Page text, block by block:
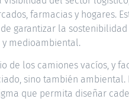
farmacias y hogares.
garantizar la
y medioambiental.
de los camiones vacíos, y
sino también ambiental.
que permita diseñar